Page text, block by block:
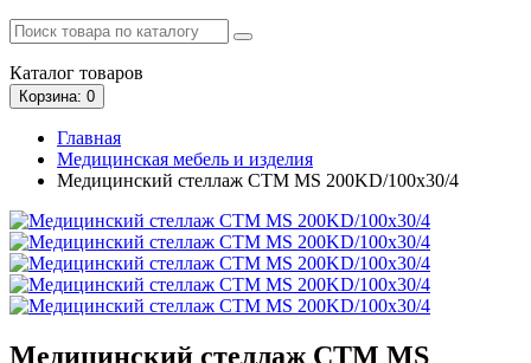
Каталог товаров
Корзина: 0
Главная
Медицинская мебель и изделия
Медицинский стеллаж СТМ MS 200KD/100х30/4
Медицинский стеллаж СТМ MS